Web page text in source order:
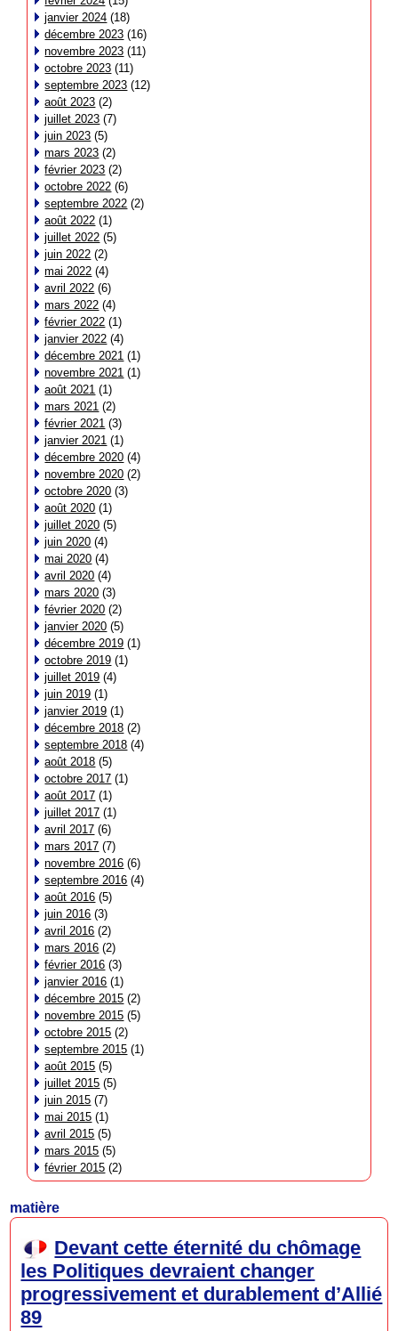
janvier 2024 (18)
décembre 2023 (16)
novembre 2023 (11)
octobre 2023 (11)
septembre 2023 (12)
août 2023 (2)
juillet 2023 (7)
juin 2023 (5)
mars 2023 (2)
février 2023 (2)
octobre 2022 (6)
septembre 2022 (2)
août 2022 (1)
juillet 2022 (5)
juin 2022 (2)
mai 2022 (4)
avril 2022 (6)
mars 2022 (4)
février 2022 (1)
janvier 2022 (4)
décembre 2021 (1)
novembre 2021 (1)
août 2021 (1)
mars 2021 (2)
février 2021 (3)
janvier 2021 (1)
décembre 2020 (4)
novembre 2020 (2)
octobre 2020 (3)
août 2020 (1)
juillet 2020 (5)
juin 2020 (4)
mai 2020 (4)
avril 2020 (4)
mars 2020 (3)
février 2020 (2)
janvier 2020 (5)
décembre 2019 (1)
octobre 2019 (1)
juillet 2019 (4)
juin 2019 (1)
janvier 2019 (1)
décembre 2018 (2)
septembre 2018 (4)
août 2018 (5)
octobre 2017 (1)
août 2017 (1)
juillet 2017 (1)
avril 2017 (6)
mars 2017 (7)
novembre 2016 (6)
septembre 2016 (4)
août 2016 (5)
juin 2016 (3)
avril 2016 (2)
mars 2016 (2)
février 2016 (3)
janvier 2016 (1)
décembre 2015 (2)
novembre 2015 (5)
octobre 2015 (2)
septembre 2015 (1)
août 2015 (5)
juillet 2015 (5)
juin 2015 (7)
mai 2015 (1)
avril 2015 (5)
mars 2015 (5)
février 2015 (2)
matière
Devant cette éternité du chômage
les Politiques devraient changer
progressivement et durablement d’Allié
89